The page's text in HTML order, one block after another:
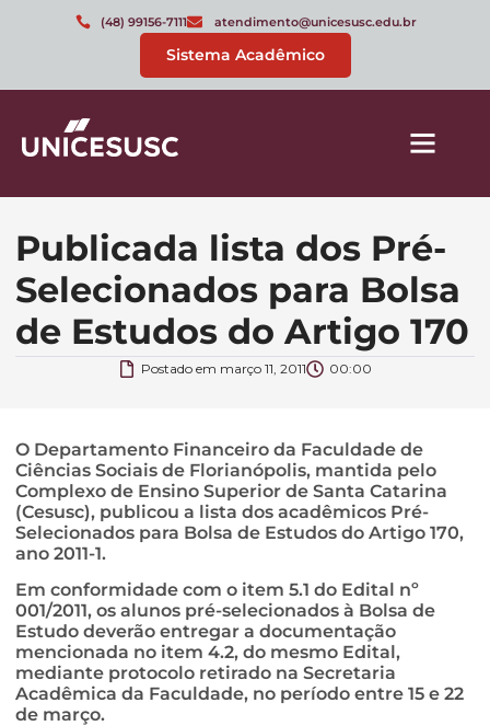
(48) 99156-7111 atendimento@unicesusc.edu.br
Sistema Acadêmico
Publicada lista dos Pré-
Selecionados para Bolsa
de Estudos do Artigo 170
Postado em março 11, 2011 00:00
O Departamento Financeiro da Faculdade de
Ciências Sociais de Florianópolis, mantida pelo
Complexo de Ensino Superior de Santa Catarina
(Cesusc), publicou a lista dos acadêmicos Pré-
Selecionados para Bolsa de Estudos do Artigo 170,
ano 2011-1.
Em conformidade com o item 5.1 do Edital nº
001/2011, os alunos pré-selecionados à Bolsa de
Estudo deverão entregar a documentação
mencionada no item 4.2, do mesmo Edital,
mediante protocolo retirado na Secretaria
Acadêmica da Faculdade, no período entre 15 e 22
de março.